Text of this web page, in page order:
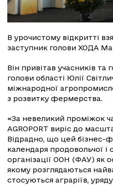
В урочистому відкритті
заступник голови ХОДА
Він привітав учасників та
голови області Юлії
міжнародної
з розвитку фермерства.
«За невеликий проміжок
AGROPORT виріс до
Відрадно, що цей бізнес-
календаря продовольчої і
організації ООН (ФАУ) як
якому розглядаються
стосуються аграріїв,